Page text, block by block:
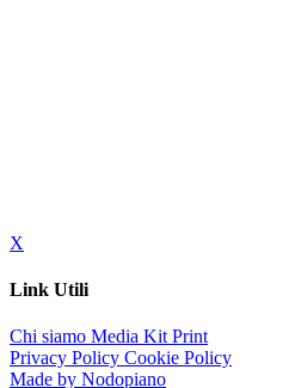
X
Link Utili
Chi siamo Media Kit Print
Privacy Policy Cookie Policy
Made by Nodopiano